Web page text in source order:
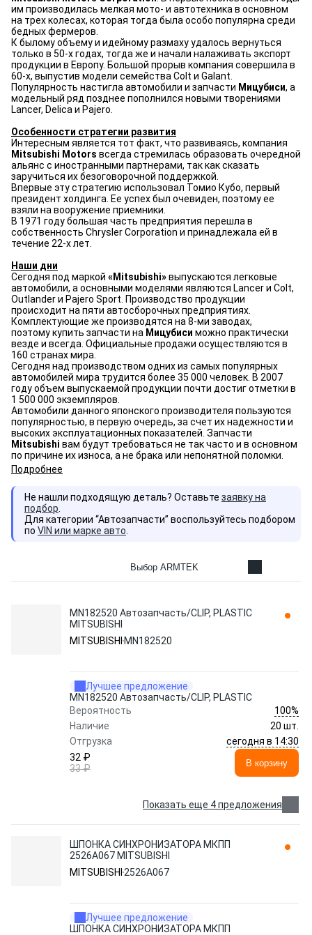
им производилась мелкая мото- и автотехника в основном
на трех колесах, которая тогда была особо популярна среди
бедных фермеров.
К былому объему и идейному размаху удалось вернуться
только в 50-х годах, тогда же и начали налаживать экспорт
продукции в Европу. Большой прорыв компания совершила в
60-х, выпустив модели семейства Colt и Galant.
Популярность настигла автомобили и запчасти Мицубиси, а
модельный ряд позднее пополнился новыми творениями
Lancer, Delica и Pajero.
Особенности стратегии развития
Интересным является тот факт, что развиваясь, компания
Mitsubishi Motors всегда стремилась образовать очередной
альянс с иностранными партнерами, так как сказать
заручиться их безоговорочной поддержкой.
Впервые эту стратегию использовал Томио Кубо, первый
президент холдинга. Ее успех был очевиден, поэтому ее
взяли на вооружение приемники.
В 1971 году большая часть предприятия перешла в
собственность Chrysler Corporation и принадлежала ей в
течение 22-х лет.
Наши дни
Сегодня под маркой «Mitsubishi»выпускаются легковые
автомобили, а основными моделями являются Lancer и Colt,
Outlander и Pajero Sport. Производство продукции
происходит на пяти автосборочных предприятиях.
Комплектующие же производятся на 8-ми заводах,
поэтому купить запчасти на Мицубиси можно практически
везде и всегда. Официальные продажи осуществляются в
160 странах мира.
Сегодня над производством одних из самых популярных
автомобилей мира трудится более 35 000 человек. В 2007
году объем выпускаемой продукции почти достиг отметки в
1 500 000 экземпляров.
Автомобили данного японского производителя пользуются
популярностью, в первую очередь, за счет их надежности и
высоких эксплуатационных показателей. Запчасти
Mitsubishi вам будут требоваться не так часто и в основном
по причине их износа, а не брака или непонятной поломки.
Подробнее
Не нашли подходящую деталь? Оставьте заявку на
подбор
Для категории “Автозапчасти” воспользуйтесь подбором
по VIN или марке авто
Выбор ARMTEK
MN182520 Автозапчасть/CLIP, PLASTIC
MITSUBISHI
MITSUBISHI MN182520
Лучшее предложение
MN182520 Автозапчасть/CLIP, PLASTIC
Вероятность
100%
Наличие
20 шт.
Отгрузка
сегодня в 14:30
32 ₽
33 ₽
В корзину
Показать еще 4 предложения
ШПОНКА СИНХРОНИЗАТОРА МКПП
2526A067 MITSUBISHI
MITSUBISHI 2526A067
Лучшее предложение
ШПОНКА СИНХРОНИЗАТОРА МКПП